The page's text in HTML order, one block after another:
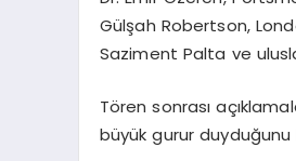
Gülşah Robertson,
Saziment Palta ve
Tören sonrası
büyük gurur